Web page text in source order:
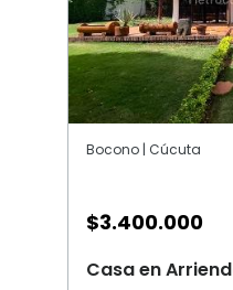
Bocono | Cúcuta
$3.400.000
Casa en